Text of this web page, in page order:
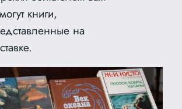
книги,
на